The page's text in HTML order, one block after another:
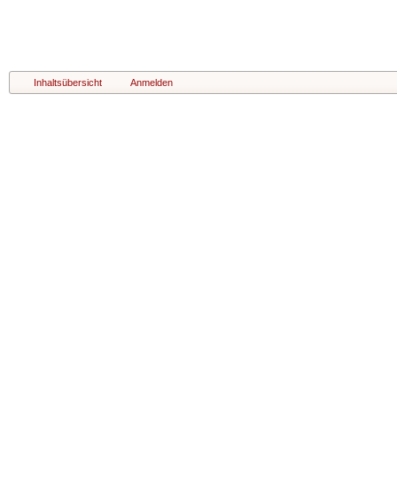
Inhaltsübersicht Anmelden